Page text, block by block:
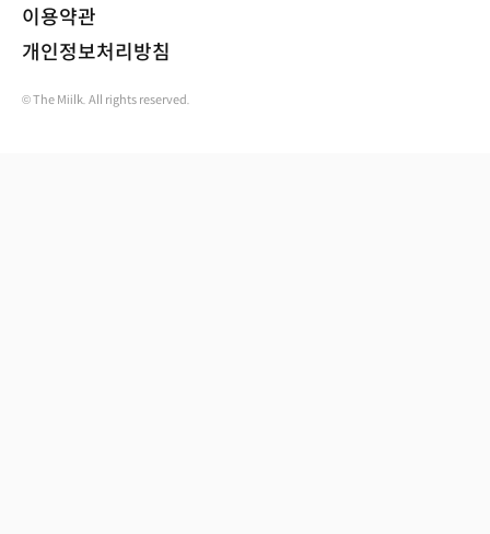
이용약관
개인정보처리방침
© The Miilk. All rights reserved.